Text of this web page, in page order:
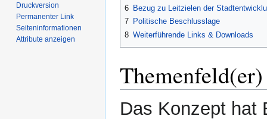
6 Bezug zu Leitzielen der
7 Politische Beschlusslage
8 Weiterführende Links & Downloads
Themenfeld(er)
Das Konzept hat
Druckversion
Permanenter Link
Seiten­­informationen
Attribute anzeigen